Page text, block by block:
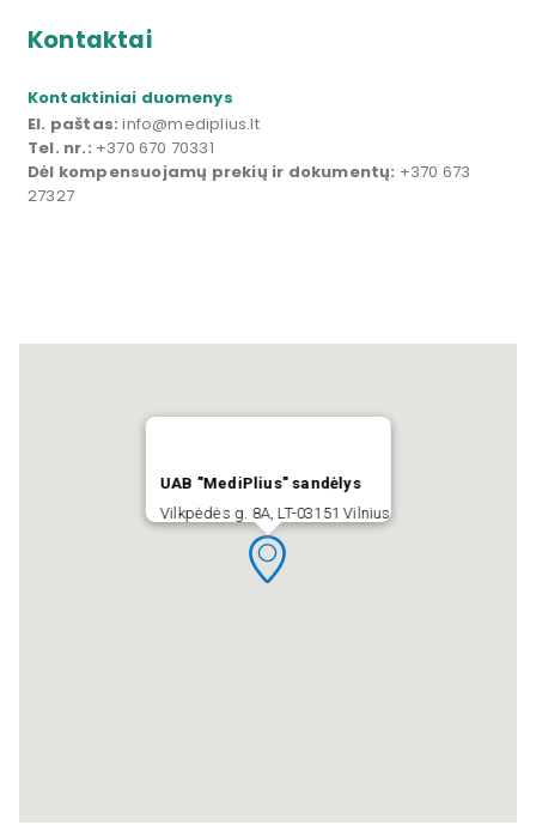
Kontaktai
Kontaktiniai duomenys
El. paštas: info@mediplius.lt
Tel. nr.: +370 670 70331
Dėl kompensuojamų prekių ir dokumentų: +370 673
27327
UAB "MediPlius" sandėlys
Vilkpėdės g. 8A, LT-03151 Vilnius